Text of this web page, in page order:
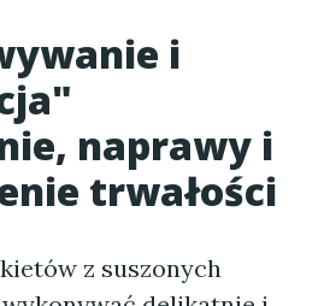
i
naprawy i
trwałości
z suszonych